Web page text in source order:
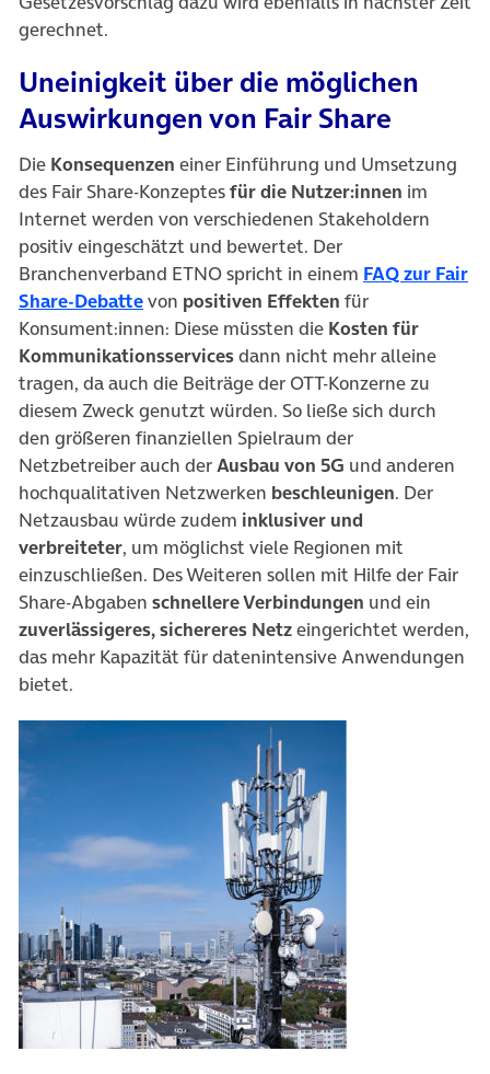
gerechnet.
Uneinigkeit über die möglichen
Auswirkungen von Fair Share
Die Konsequenzen einer Einführung und Umsetzung
des Fair Share-Konzeptesfür die Nutzer:innen im
Internet werden von verschiedenen Stakeholdern
positiv eingeschätzt und bewertet. Der
Branchenverband ETNO spricht in einem FAQ zur Fair
Share-Debatte(öffnet in neuem Tab)
von positiven Effekten für
Konsument:innen: Diese müssten die Kosten für
Kommunikationsservicesdann nicht mehr alleine
tragen, da auch die Beiträge der OTT-Konzerne zu
diesem Zweck genutzt würden. So ließe sich durch
den größeren finanziellen Spielraum der
Netzbetreiber auch derAusbau von 5G und anderen
hochqualitativen Netzwerken beschleunigen. Der
Netzausbau würde zudem inklusiver und
verbreiteter, um möglichst viele Regionen mit
einzuschließen. Des Weiteren sollen mit Hilfe der Fair
Share-Abgaben schnellere Verbindungen und ein
zuverlässigeres, sichereres Netzeingerichtet werden,
das mehr Kapazität für datenintensive Anwendungen
bietet.